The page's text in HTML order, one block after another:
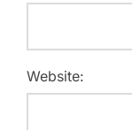
Website: